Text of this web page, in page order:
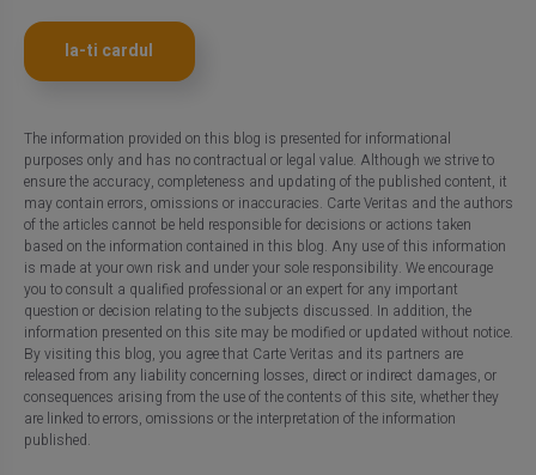
Ia-ti cardul
The information provided on this blog is presented for informational
purposes only and has no contractual or legal value. Although we strive to
ensure the accuracy, completeness and updating of the published content, it
may contain errors, omissions or inaccuracies. Carte Veritas and the authors
of the articles cannot be held responsible for decisions or actions taken
based on the information contained in this blog. Any use of this information
is made at your own risk and under your sole responsibility. We encourage
you to consult a qualified professional or an expert for any important
question or decision relating to the subjects discussed. In addition, the
information presented on this site may be modified or updated without notice.
By visiting this blog, you agree that Carte Veritas and its partners are
released from any liability concerning losses, direct or indirect damages, or
consequences arising from the use of the contents of this site, whether they
are linked to errors, omissions or the interpretation of the information
published.